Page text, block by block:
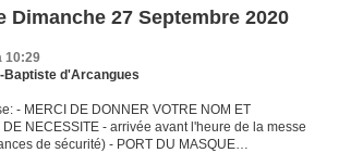
Dimanche 27 Septembre 2020
10:29
Baptiste d'Arcangues
- MERCI DE DONNER VOTRE NOM ET
NECESSITE - arrivée avant l'heure de la messe
de sécurité) - PORT DU MASQUE